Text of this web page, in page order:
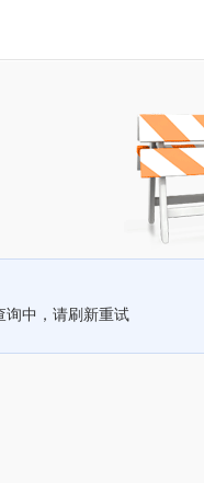
询中，请刷新重试